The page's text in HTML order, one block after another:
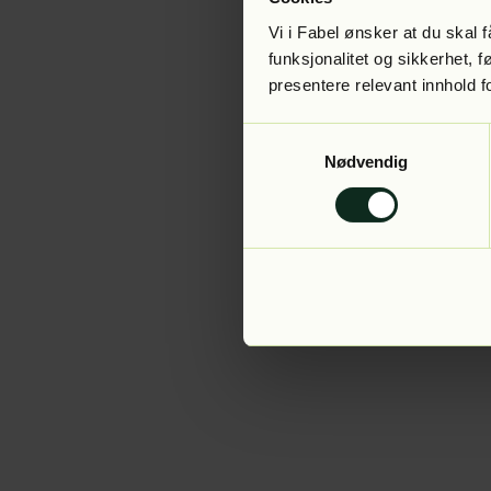
Vi i Fabel ønsker at du skal
funksjonalitet og sikkerhet,
presentere relevant innhold
Nødvendig
Application